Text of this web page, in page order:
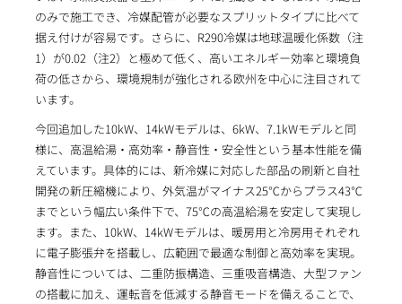
のみで施工でき、冷媒配管が必要なスプリットタイプに比べて
据え付けが容易です。さらに、R290冷媒は地球温暖化係数（注
1）が0.02（注2）と極めて低く、高いエネルギー効率と環境負
荷の低さから、環境規制が強化される欧州を中心に注目されて
います。
今回追加した10kW、14kWモデルは、6kW、7.1kWモデルと同
様に、高温給湯・高効率・静音性・安全性という基本性能を備
えています。具体的には、新冷媒に対応した部品の刷新と自社
開発の新圧縮機により、外気温がマイナス25℃からプラス43℃
までという幅広い条件下で、75℃の高温給湯を安定して実現し
ます。また、10kW、14kWモデルは、暖房用と冷房用それぞれ
に電子膨張弁を搭載し、広範囲で最適な制御と高効率を実現。
静音性については、二重防振構造、三重吸音構造、大型ファン
の搭載に加え、運転音を低減する静音モードを備えることで、